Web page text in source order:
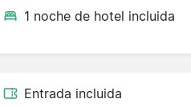
1 noche de hotel incluida
Entrada incluida